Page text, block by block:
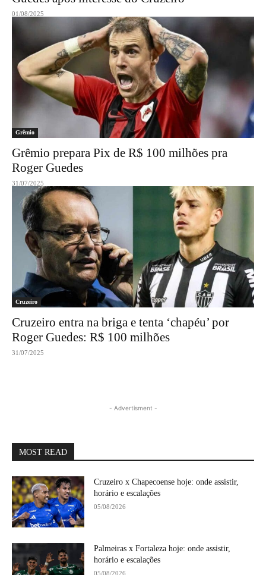
01/08/2025
Grêmio
Grêmio prepara Pix de R$ 100 milhões pra
Roger Guedes
31/07/2025
Cruzeiro
Cruzeiro entra na briga e tenta ‘chapéu’ por
Roger Guedes: R$ 100 milhões
31/07/2025
- Advertisment -
MOST READ
Cruzeiro x Chapecoense hoje: onde assistir,
horário e escalações
05/08/2026
Palmeiras x Fortaleza hoje: onde assistir,
horário e escalações
05/08/2026